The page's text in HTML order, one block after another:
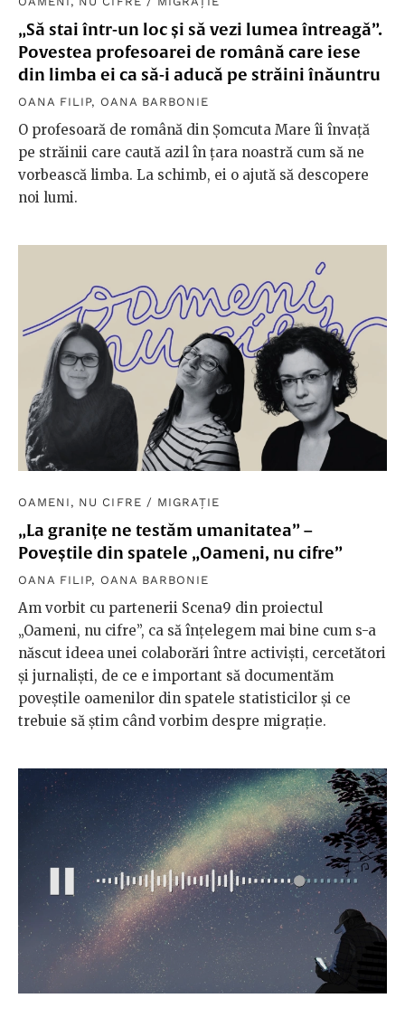
„Să stai într-un loc și să vezi lumea întreagă”.
Povestea profesoarei de română care iese
din limba ei ca să-i aducă pe străini înăuntru
OANA FILIP, OANA BARBONIE
O profesoară de română din Șomcuta Mare îi învață
pe străinii care caută azil în țara noastră cum să ne
vorbească limba. La schimb, ei o ajută să descopere
noi lumi.
OAMENI, NU CIFRE / MIGRAȚIE
„La granițe ne testăm umanitatea” –
Poveștile din spatele „Oameni, nu cifre”
OANA FILIP, OANA BARBONIE
Am vorbit cu partenerii Scena9 din proiectul
„Oameni, nu cifre”, ca să înțelegem mai bine cum s-a
născut ideea unei colaborări între activiști, cercetători
și jurnaliști, de ce e important să documentăm
poveștile oamenilor din spatele statisticilor și ce
trebuie să știm când vorbim despre migrație.